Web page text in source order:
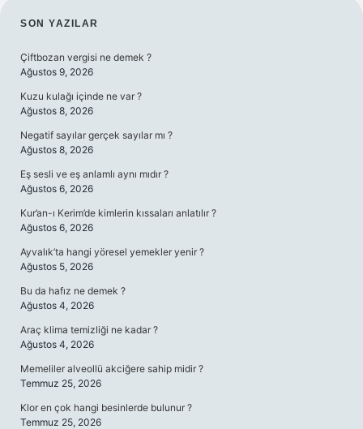
SIDEBAR
SON YAZILAR
Çiftbozan vergisi ne demek ?
Ağustos 9, 2026
Kuzu kulağı içinde ne var ?
Ağustos 8, 2026
Negatif sayılar gerçek sayılar mı ?
Ağustos 8, 2026
Eş sesli ve eş anlamlı aynı mıdır ?
Ağustos 6, 2026
Kur’an-ı Kerim’de kimlerin kıssaları anlatılır ?
Ağustos 6, 2026
Ayvalık’ta hangi yöresel yemekler yenir ?
Ağustos 5, 2026
Bu da hafız ne demek ?
Ağustos 4, 2026
Araç klima temizliği ne kadar ?
Ağustos 4, 2026
Memeliler alveollü akciğere sahip midir ?
Temmuz 25, 2026
Klor en çok hangi besinlerde bulunur ?
Temmuz 25, 2026